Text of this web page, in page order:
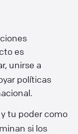
es
unirse a
políticas
tu poder como
si los